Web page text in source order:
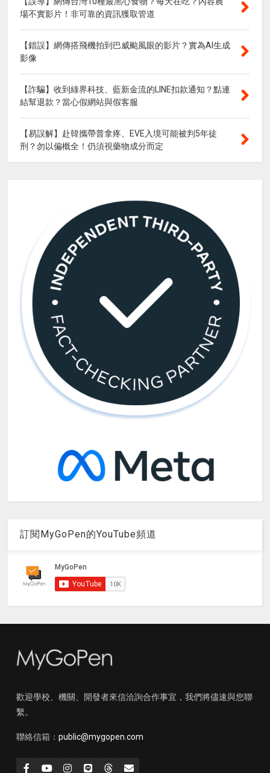
場不實影片！非可靠的資訊獲取管道
【錯誤】網傳搭飛機拍到巴威颱風眼的影片？實為AI生成
影像
【詐騙】收到綠界科技、藍新金流的LINE扣款通知？點連
結幫退款？當心假網站與假客服
【易誤解】赴韓攜帶普拿疼、EVE入境可能被判5年徒
刑？勿以偏概全！仍須視藥物成分而定
訂閱MyGoPen的YouTube頻道
歡迎學校、機關、開發者來信洽詢合作事宜，我們將儘速與您聯
繫。
聯絡信箱： public@mygopen.com